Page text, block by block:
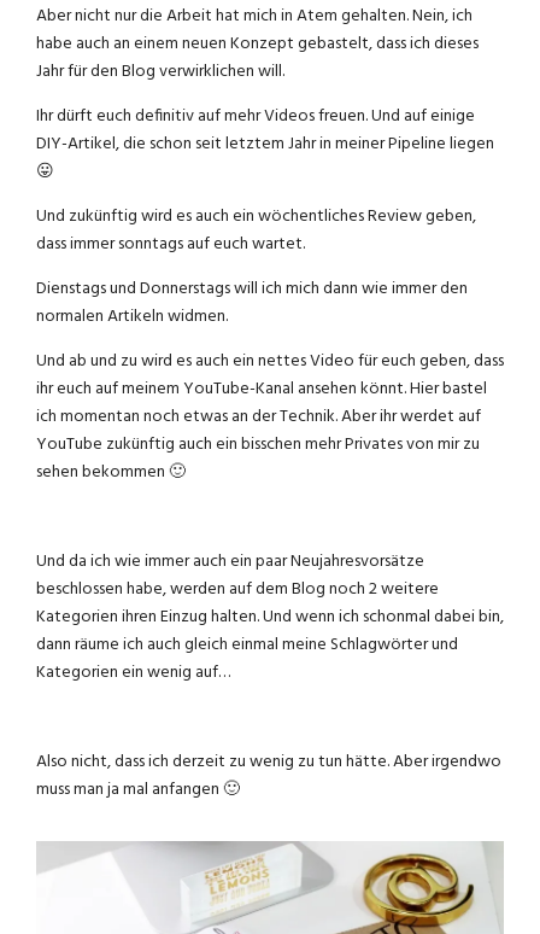
Aber nicht nur die Arbeit hat mich in Atem gehalten. Nein, ich
habe auch an einem neuen Konzept gebastelt, dass ich dieses
Jahr für den Blog verwirklichen will.
Ihr dürft euch definitiv auf mehr Videos freuen. Und auf einige
DIY-Artikel, die schon seit letztem Jahr in meiner Pipeline liegen
😛
Und zukünftig wird es auch ein wöchentliches Review geben,
dass immer sonntags auf euch wartet.
Dienstags und Donnerstags will ich mich dann wie immer den
normalen Artikeln widmen.
Und ab und zu wird es auch ein nettes Video für euch geben, dass
ihr euch auf meinem YouTube-Kanal ansehen könnt. Hier bastel
ich momentan noch etwas an der Technik. Aber ihr werdet auf
YouTube zukünftig auch ein bisschen mehr Privates von mir zu
sehen bekommen 🙂
Und da ich wie immer auch ein paar Neujahresvorsätze
beschlossen habe, werden auf dem Blog noch 2 weitere
Kategorien ihren Einzug halten. Und wenn ich schonmal dabei bin,
dann räume ich auch gleich einmal meine Schlagwörter und
Kategorien ein wenig auf…
Also nicht, dass ich derzeit zu wenig zu tun hätte. Aber irgendwo
muss man ja mal anfangen 🙂